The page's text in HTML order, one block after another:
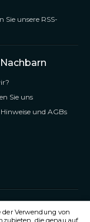
Sie unsere RSS-
Sie uns
und AGBs
Informationen
der Verwendung von
die genau auf